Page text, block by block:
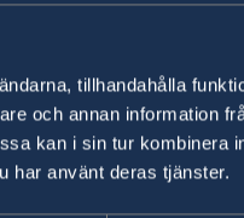
tillhandahålla
och annan information
kan i sin tur kombinera
har använt deras tjänster.
myndighet
är äkta
innehåll är